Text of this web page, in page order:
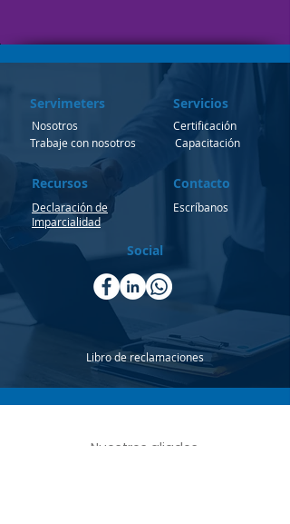
Servimeters
Nosotros
Trabaje con nosotros
Recursos
Declaración de
Imparcialidad
Servicios
Certificación
Capacitación
Contacto
Escríbanos
Social
Librode reclamaciones
Nuestros aliados